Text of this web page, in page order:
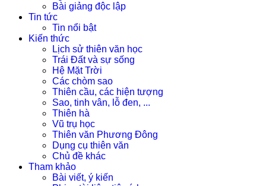
Bài giảng độc lập
Tin tức
Tin nổi bật
Kiến thức
Lịch sử thiên văn học
Trái Đất và sự sống
Hệ Mặt Trời
Các chòm sao
Thiên cầu, các hiện tượng
Sao, tinh vân, lỗ đen, ...
Thiên hà
Vũ trụ học
Thiên văn Phương Đông
Dụng cụ thiên văn
Chủ đề khác
Tham khảo
Bài viết, ý kiến